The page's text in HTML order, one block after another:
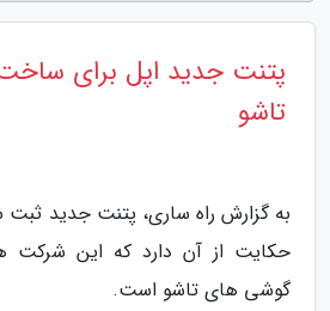
پتنت جدید اپل برای
تاشو
به گزارش راه ساری، پتنت جدید
حکایت از آن دارد که این شرکت
گوشی های تاشو است.